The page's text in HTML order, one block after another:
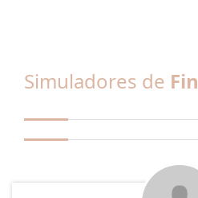
Simuladores de